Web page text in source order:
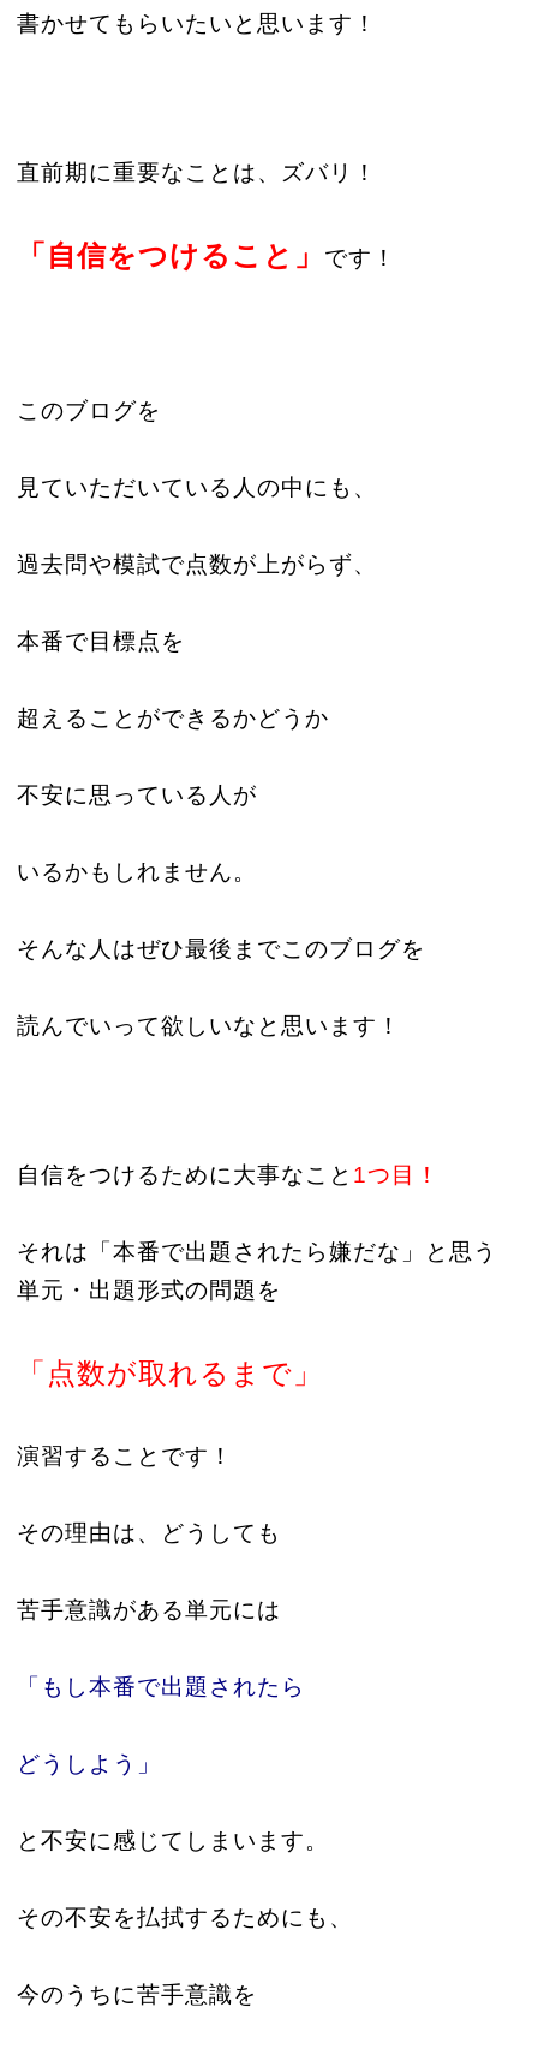
書かせてもらいたいと思います！
直前期に重要なことは、ズバリ！
「自信をつけること」 です！
このブログを
見ていただいている人の中にも、
過去問や模試で点数が上がらず、
本番で目標点を
超えることができるかどうか
不安に思っている人が
いるかもしれません。
そんな人はぜひ最後までこのブログを
読んでいって欲しいなと思います！
自信をつけるために大事なこと 1つ目！
それは「本番で出題されたら嫌だな」と思う
単元・出題形式の問題を
「点数が取れるまで」
演習することです！
その理由は、どうしても
苦手意識がある単元には
「もし本番で出題されたら
どうしよう」
と不安に感じてしまいます。
その不安を払拭するためにも、
今のうちに苦手意識を